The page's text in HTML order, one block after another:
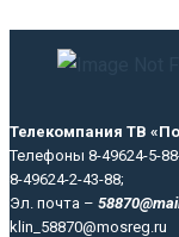
Телекомпания ТВ
Телефоны 8-49624-5-
8-49624-2-43-88;
Эл. почта –
klin_58870@mosreg.ru